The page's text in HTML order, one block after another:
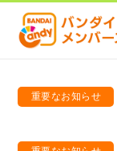
重要なお知らせ